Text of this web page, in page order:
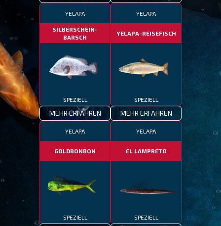
YELAPA
SILBERSCHEIN-
BARSCH
SPEZIELL
MEHR ERFAHREN
YELAPA
YELAPA-REISEFISCH
SPEZIELL
MEHR ERFAHREN
YELAPA
GOLDBONBON
SPEZIELL
YELAPA
EL LAMPRETO
SPEZIELL